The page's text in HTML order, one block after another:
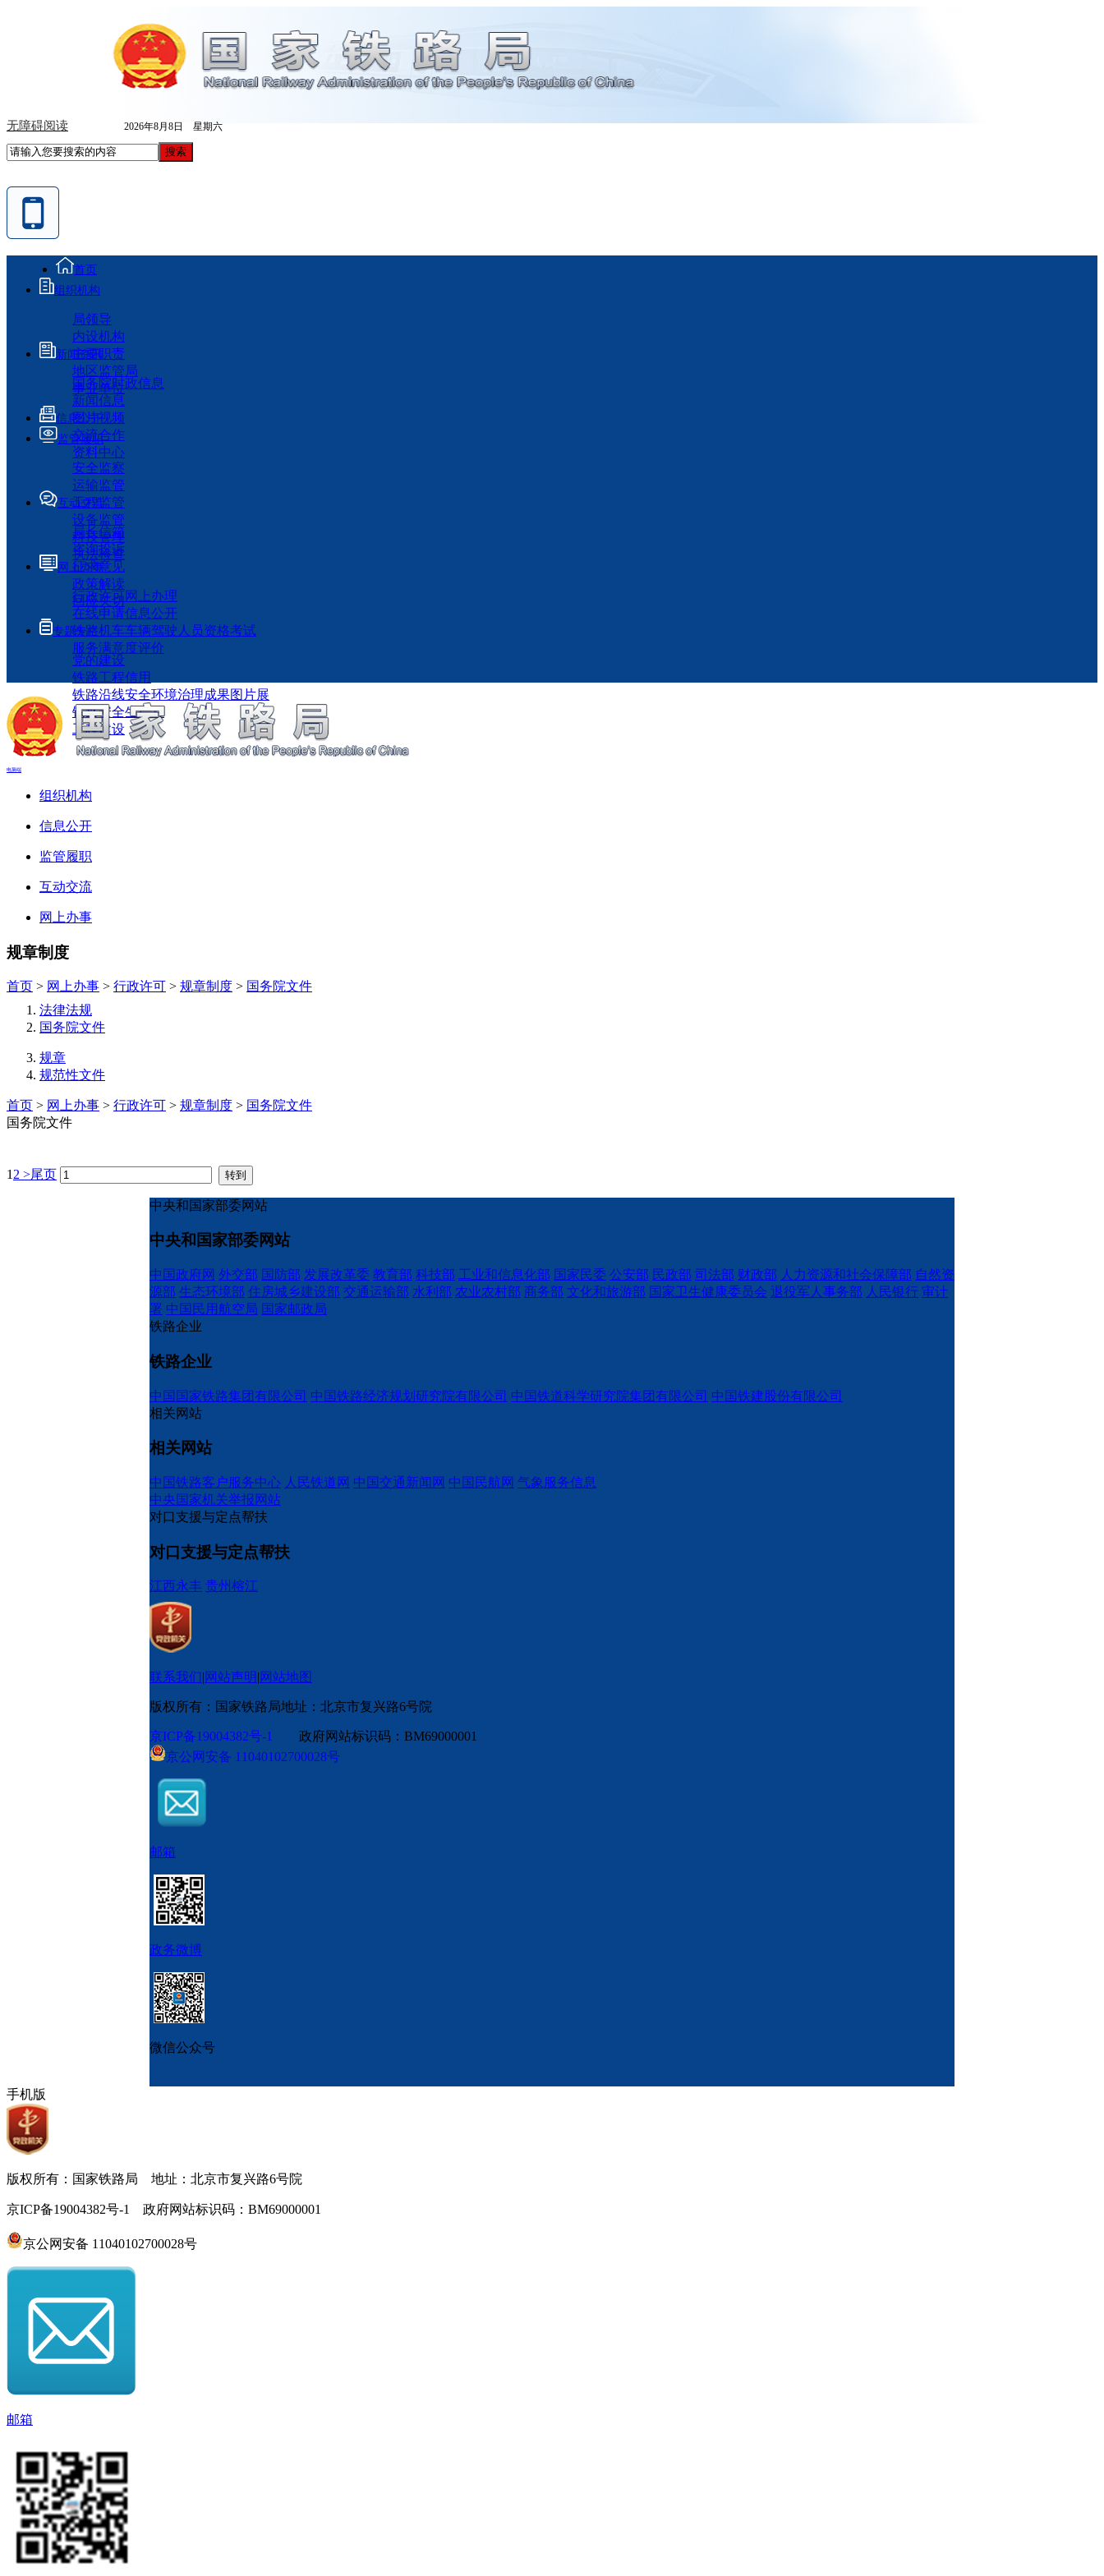
无障碍阅读 2026年8月8日 星期六
首页
组织机构
局领导
内设机构
主要职责
地区监管局
事业单位
新闻资讯
国务院时政信息
新闻信息
图片视频
交流合作
资料中心
信息公开
监管履职
安全监察
运输监管
工程监管
设备监管
科技管理
执法检查
互动交流
局长信箱
咨询投诉
征求意见
政策解读
回应关切
网上办事
行政许可网上办理
在线申请信息公开
铁路机车车辆驾驶人员资格考试
服务满意度评价
专题专栏
党的建设
铁路工程信用
铁路沿线安全环境治理成果图片展
铁路安全生产月
工程建设
电脑端
组织机构
信息公开
监管履职
互动交流
网上办事
规章制度
首页 > 网上办事 > 行政许可 > 规章制度 > 国务院文件
法律法规
国务院文件
规章
规范性文件
首页 > 网上办事 > 行政许可 > 规章制度 > 国务院文件
国务院文件
1 2 >尾页
中央和国家部委网站
中央和国家部委网站
中国政府网 外交部 国防部 发展改革委 教育部 科技部 工业和信息化部 国家民委 公安部 民政部 司法部 财政部 人力资源和社会保障部 自然资
源部 生态环境部 住房城乡建设部 交通运输部 水利部 农业农村部 商务部 文化和旅游部 国家卫生健康委员会 退役军人事务部 人民银行 审计
署 中国民用航空局 国家邮政局
铁路企业
铁路企业
中国国家铁路集团有限公司 中国铁路经济规划研究院有限公司 中国铁道科学研究院集团有限公司 中国铁建股份有限公司
相关网站
相关网站
中国铁路客户服务中心 人民铁道网 中国交通新闻网 中国民航网 气象服务信息
中央国家机关举报网站
对口支援与定点帮扶
对口支援与定点帮扶
江西永丰 贵州榕江
联系我们 网站声明 网站地图
版权所有：国家铁路局地址：北京市复兴路6号院
京ICP备19004382号-1 政府网站标识码：BM69000001
京公网安备 11040102700028号
邮箱
政务微博
微信公众号
手机版
版权所有：国家铁路局 地址：北京市复兴路6号院
京ICP备19004382号-1 政府网站标识码：BM69000001
京公网安备 11040102700028号
邮箱